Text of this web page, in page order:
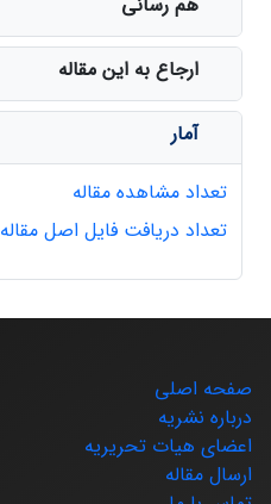
ارجاع به این مقاله
آمار
تعداد مشاهده مقاله
تعداد دریافت فایل اصل مقاله
صفحه اصلی
درباره نشریه
اعضای هیات تحریریه
ارسال مقاله